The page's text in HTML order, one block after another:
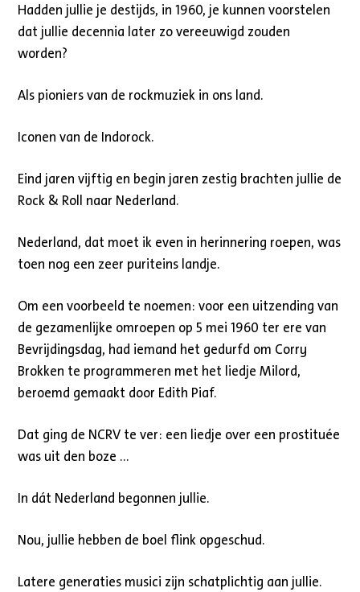
Hadden jullie je destijds, in 1960, je kunnen voorstelen
dat jullie decennia later zo vereeuwigd zouden
worden?
Als pioniers van de rockmuziek in ons land.
Iconen van de Indorock.
Eind jaren vijftig en begin jaren zestig brachten jullie de
Rock & Roll naar Nederland.
Nederland, dat moet ik even in herinnering roepen, was
toen nog een zeer puriteins landje.
Om een voorbeeld te noemen: voor een uitzending van
de gezamenlijke omroepen op 5 mei 1960 ter ere van
Bevrijdingsdag, had iemand het gedurfd om Corry
Brokken te programmeren met het liedje Milord,
beroemd gemaakt door Edith Piaf.
Dat ging de NCRV te ver: een liedje over een prostituée
was uit den boze …
In dát Nederland begonnen jullie.
Nou, jullie hebben de boel flink opgeschud.
Latere generaties musici zijn schatplichtig aan jullie.